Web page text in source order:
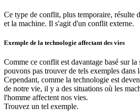
Ce type de conflit, plus temporaire, résulte
et la machine. Il s'agit d'un conflit externe.
Exemple de la technologie affectant des vies
Comme ce conflit est davantage basé sur
pouvons pas trouver de tels exemples dans
Cependant, comme la technologie est
de notre vie, il y a des situations où les
l'homme affectent nos vies.
Trouvez un tel exemple.